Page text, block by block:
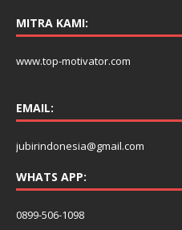
MITRA KAMI:
www.top-motivator.com
EMAIL:
jubirindonesia@gmail.com
WHATS APP:
0899-506-1098